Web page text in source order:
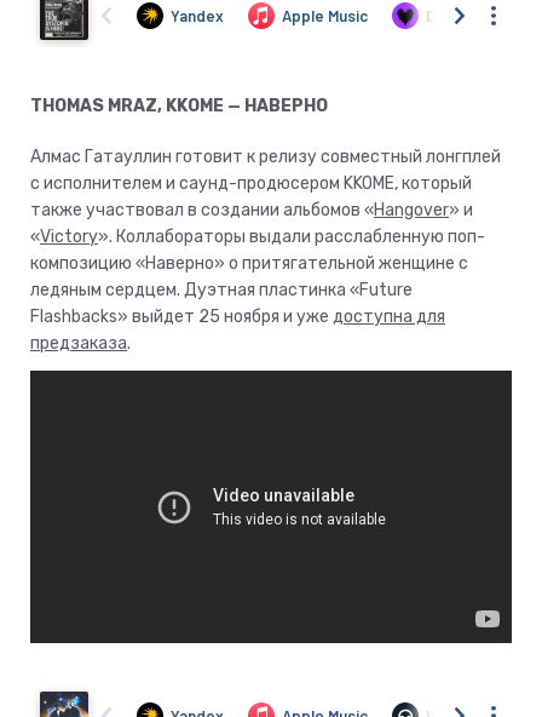
THOMAS MRAZ, KKOME — НАВЕРНО
Алмас Гатауллин готовит к релизу совместный лонгплей
с исполнителем и саунд-продюсером KKOME, который
также участвовал в создании альбомов «Hangover» и
«Victory». Коллабораторы выдали расслабленную поп-
композицию «Наверно» о притягательной женщине с
ледяным сердцем. Дуэтная пластинка «Future
Flashbacks» выйдет 25 ноября и уже доступна для
предзаказа.